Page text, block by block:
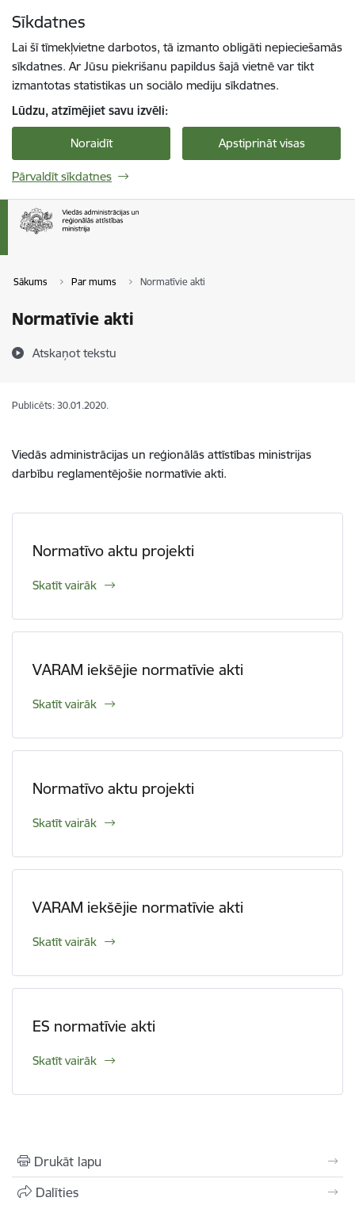
Sīkdatnes
Lai šī tīmekļvietne darbotos, tā izmanto obligāti nepieciešamās
sīkdatnes. Ar Jūsu piekrišanu papildus šajā vietnē var tikt
izmantotas statistikas un sociālo mediju sīkdatnes.
Lūdzu, atzīmējiet savu izvēli:
Noraidīt Apstiprināt visas
Pārvaldīt sīkdatnes
Sākums Par mums Normatīvie akti
Normatīvie akti
Atskaņot tekstu
Publicēts: 30.01.2020.
Viedās administrācijas un reģionālās attīstības ministrijas
darbību reglamentējošie normatīvie akti.
Normatīvo aktu projekti
Skatīt vairāk
VARAM iekšējie normatīvie akti
Skatīt vairāk
Normatīvo aktu projekti
Skatīt vairāk
VARAM iekšējie normatīvie akti
Skatīt vairāk
ES normatīvie akti
Skatīt vairāk
Drukāt lapu
Dalīties